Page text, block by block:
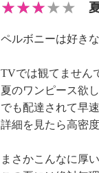
・個体差あり
【原産国（地）】
ペルボニーは好き
TVでは観てません
夏のワンピース欲
でも配達されて早
詳細を見たら高密
まさかこんなに厚